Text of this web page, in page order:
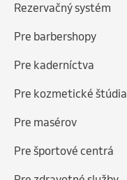
Rezervačný systém
Pre barbershopy
Pre kaderníctva
Pre kozmetické štúdia
Pre masérov
Pre športové centrá